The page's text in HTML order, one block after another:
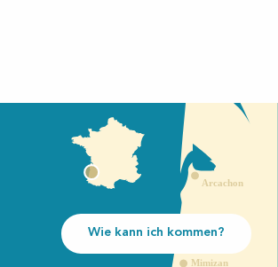
Wie kann ich kommen?